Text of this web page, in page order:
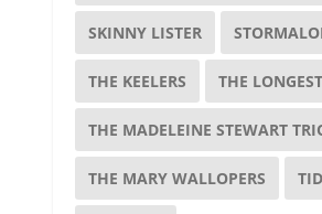
SKINNY LISTER
THE KEELERS THE
THE MADELEINE STEWART
THE MARY WALLOPERS